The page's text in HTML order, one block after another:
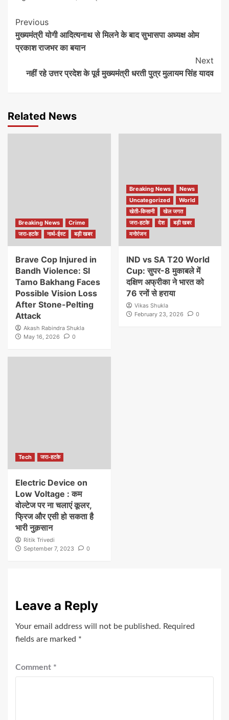
Continue
Reading
Previous
मुख्यमंत्री योगी आदित्यनाथ से मिलने के बाद सुभासपा अध्यक्ष ओम
प्रकाश राजभर का बयान
Next
नहीं रहे उत्तर प्रदेश के पूर्व मुख्यमंत्री धरती पुत्र मुलायम सिंह यादव
Related News
Breaking News
Crime
जरा-हटके
नार्थ-ईस्ट बड़ी खबर
Brave Cop Injured in
Bandh Violence: SI
Tamo Bakhang Faces
Possible Vision Loss
After Stone-Pelting
Attack
Akash Rabindra Shukla
May 16, 2026
0
Breaking News
News
Uncategorized
World
खेती-किसानी
खेल जगत
जरा-हटके
देश
बड़ी खबर
मनोरंजन
IND vs SA T20 World
Cup: सुपर-8 मुकाबले में
दक्षिण अफ्रीका ने भारत को
76 रनों से हराया
Vikas Shukla
February 23, 2026
0
Tech जरा-हटके
Electric Device on
Low Voltage : कम
वोल्टेज पर ना चलाएं कूलर,
फ्रिज और एसी हो सकता है
भारी नुक़सान
Ritik Trivedi
September 7, 2023
0
Leave a Reply
Your email address will not be published. Required
fields are marked *
Comment *